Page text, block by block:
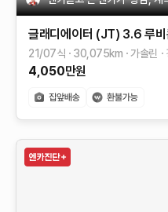
글래디에이터 (JT) 3.6 루비
21/07식 30,075km 가솔린
4,050만원